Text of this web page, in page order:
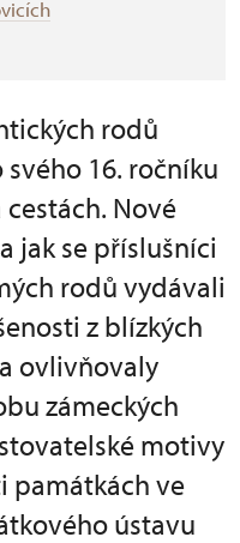
rodů
16. ročníku
Nové
jak se příslušníci
rodů vydávali
z blízkých
ovlivňovaly
zámeckých
motivy
památkách ve
ústavu